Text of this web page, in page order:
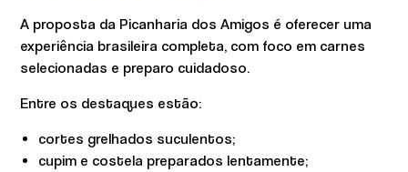
A proposta da Picanharia dos Amigos é oferecer uma
experiência brasileira completa, com foco em carnes
selecionadas e preparo cuidadoso.
Entre os destaques estão:
cortes grelhados suculentos;
cupim e costela preparados lentamente;